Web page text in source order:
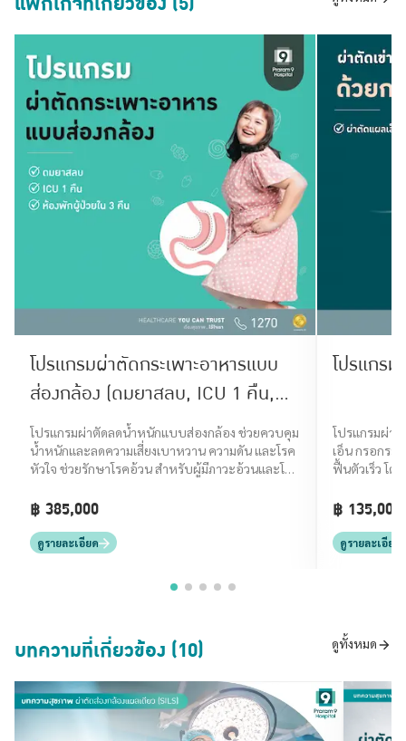
โปรแกรมผ่าตัดกระเพาะอาหารแบบ
ส่องกล้อง (ดมยาสลบ, ICU 1 คืน,
Ward 3 คืน)
โปรแกรมผ่าตัดลดน้ำหนักแบบส่องกล้อง ช่วยควบคุม
น้ำหนักและลดความเสี่ยงเบาหวาน ความดัน และโรค
หัวใจ ช่วยรักษาโรคอ้วน สำหรับผู้มีภาวะอ้วนและโรค
฿ 385,000
ดูรายละเอียด
โปรแกร
โปรแกรมผ่าตั
เอ็น กรอกระ
ฟื้นตัวเร็ว โด
฿
ดูรายละเอียด
บทความที่เกี่ยวข้อง (10) ดูทั้งหมด